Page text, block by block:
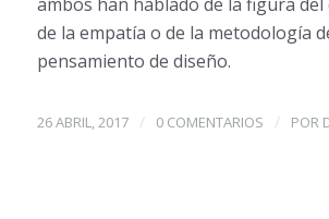
de la empatía o de la metodología
pensamiento de diseño.
26 ABRIL, 2017 / 0 COMENTARIOS / POR